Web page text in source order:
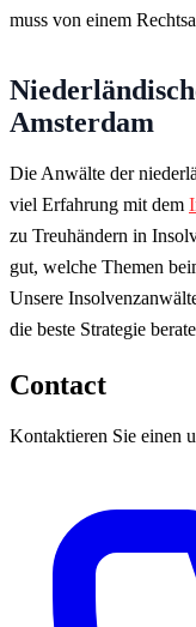
muss von einem
Amsterdam
Die Anwälte der
viel Erfahrung mit dem
zu Treuhändern in
gut, welche Themen
Unsere
die beste Strategie
Contact
Kontaktieren Sie einen